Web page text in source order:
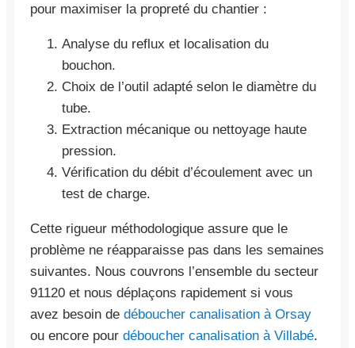
pour maximiser la propreté du chantier :
Analyse du reflux et localisation du
bouchon.
Choix de l’outil adapté selon le diamètre du
tube.
Extraction mécanique ou nettoyage haute
pression.
Vérification du débit d’écoulement avec un
test de charge.
Cette rigueur méthodologique assure que le
problème ne réapparaisse pas dans les semaines
suivantes. Nous couvrons l’ensemble du secteur
91120 et nous déplaçons rapidement si vous
avez besoin de déboucher canalisation à Orsay
ou encore pour déboucher canalisation à Villabé.